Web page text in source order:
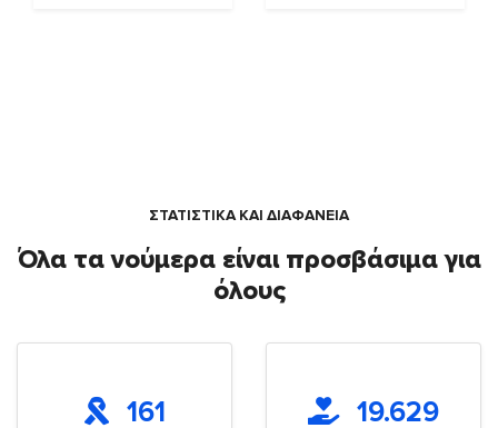
ΣΤΑΤΙΣΤΙΚΑ ΚΑΙ ΔΙΑΦΑΝΕΙΑ
Όλα τα νούμερα είναι προσβάσιμα για
όλους
161 19.629